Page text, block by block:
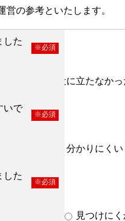
の参考といたします。
した
※必須
役に立たなか
いで
※必須
分かりにくい
した
※必須
見つけに